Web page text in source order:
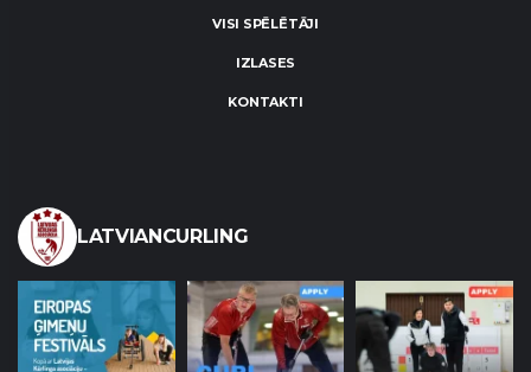
VISI SPĒLĒTĀJI
IZLASES
KONTAKTI
LATVIANCURLING